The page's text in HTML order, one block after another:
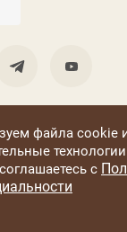
«Конфаэль»
сайта:
файла cookie
с